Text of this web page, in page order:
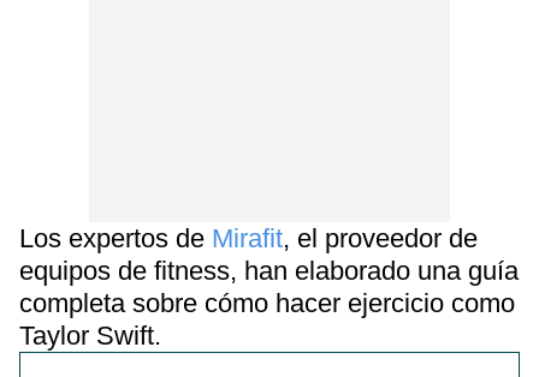
Los expertos de Mirafit, el proveedor de
equipos de fitness, han elaborado una guía
completa sobre cómo hacer ejercicio como
Taylor Swift.